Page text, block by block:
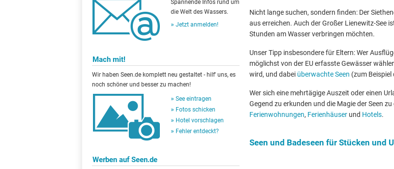
Spannende Infos rund um
die Welt des Wassers.
Jetzt anmelden!
Mach mit!
Wir haben Seen.de komplett neu gestaltet - hilf' uns, es
noch schöner und besser zu machen!
See eintragen
Fotos schicken
Hotel vorschlagen
Fehler entdeckt?
Werben auf Seen.de
Nicht lange suchen, sondern finden: Der
aus erreichen. Auch der Großer Lienewitz-See
Stunden am Wasser verbringen möchten.
Unser Tipp insbesondere für Eltern: Wer
möglichst von der EU erfasste Gewässer
wird, und dabei überwachte Seen (zum Beispiel
Wer sich eine mehrtägige Auszeit oder einen
Gegend zu erkunden und die Magie der Seen
Ferienwohnungen, Ferienhäuser und Hotels.
Seen und Badeseen für Stücken und